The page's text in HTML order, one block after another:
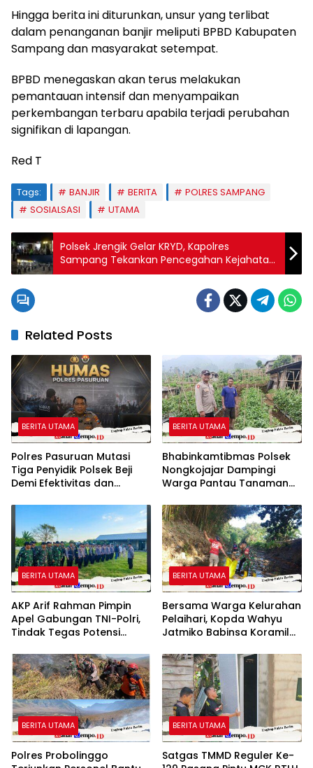
Hingga berita ini diturunkan, unsur yang terlibat
dalam penanganan banjir meliputi BPBD Kabupaten
Sampang dan masyarakat setempat.
BPBD menegaskan akan terus melakukan
pemantauan intensif dan menyampaikan
perkembangan terbaru apabila terjadi perubahan
signifikan di lapangan.
Red T
Tags: BANJIR BERITA
POLRES SAMPANG
SOSIALSASI
UTAMA
Polsek Jrengik Gelar KRYD, Kapolres
Sampang Tekankan Pencegahan Kejahatan
dan Peran Masyarakat
Related Posts
BERITA UTAMA
Polres Pasuruan Mutasi
Tiga Penyidik Polsek Beji
Demi Efektivitas dan
Penyidikan
BERITA UTAMA
Bhabinkamtibmas Polsek
Nongkojajar Dampingi
Warga Pantau Tanaman
Ketahanan Pangan
Nasional
BERITA UTAMA
AKP Arif Rahman Pimpin
Apel Gabungan TNI-Polri,
Tindak Tegas Potensi
Puncak Acara Wong
Bodho Sidowungu
BERITA UTAMA
Bersama Warga Kelurahan
Pelaihari, Kopda Wahyu
Jatmiko Babinsa Koramil
bersih Sungai
BERITA UTAMA
Polres Probolinggo
BERITA UTAMA
Satgas TMMD Reguler Ke-